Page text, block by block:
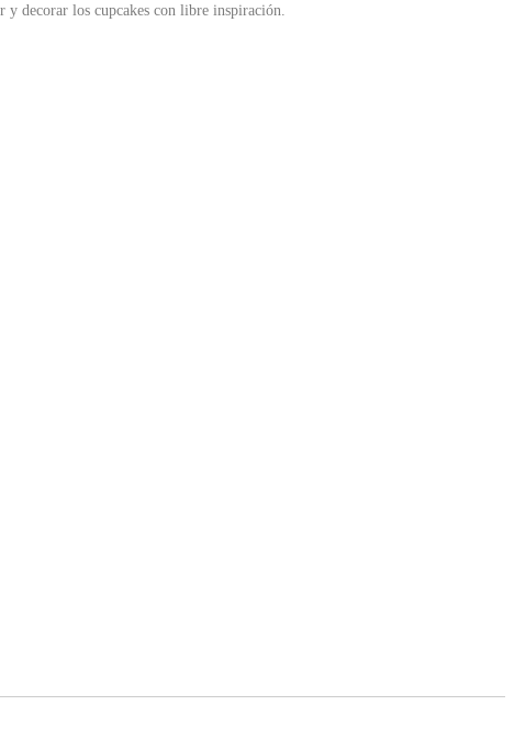
y decorar los cupcakes con libre inspiración.